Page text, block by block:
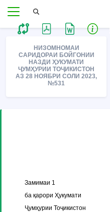
НИЗОМНОМАИ
САРИДОРАИ БОЙГОНИИ
НАЗДИ ҲУКУМАТИ
ҶУМҲУРИИ ТОҶИКИСТОН
АЗ 28 НОЯБРИ СОЛИ 2023,
№531
Замимаи 1
ба қарори Ҳукумати
Ҷумҳурии Тоҷикистон